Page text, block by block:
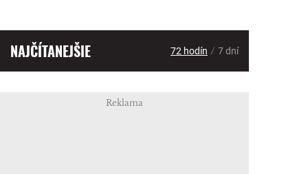
NAJČÍTANEJŠIE 72 hodín / 7 dní
Reklama